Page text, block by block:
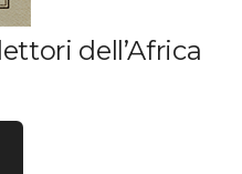
dell’Africa